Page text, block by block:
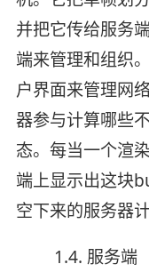
并把它传给服务
端来管理和组织
户界面来管理网
器参与计算哪些
态。每当一个渲
端上显示出这块
空下来的服务器
1.4. 服务端